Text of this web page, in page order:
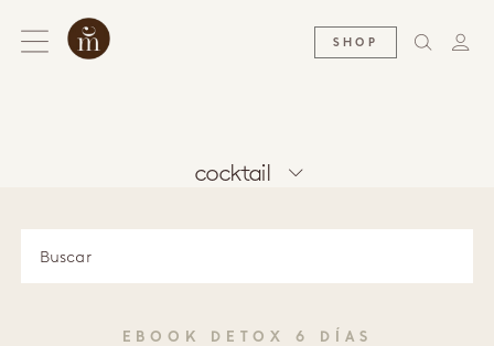
SHOP
cocktail
EBOOK DETOX 6 DÍAS